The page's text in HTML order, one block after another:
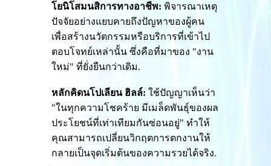
โยนิโสมนสิการทางอาชีพ: พิจารณาเหตุ
ปัจจัยอย่างแยบคายถึงปัญหาของผู้คน
เพื่อสร้างนวัตกรรมหรือบริการที่เข้าไป
ตอบโจทย์เหล่านั้น ซึ่งคือที่มาของ "งาน
ใหม่" ที่ยั่งยืนกว่าเดิม.
หลักคิดนโปเลียน ฮิลล์: ใช้ปัญญาเห็นว่า
"ในทุกความโชคร้าย มีเมล็ดพันธุ์ของผล
ประโยชน์ที่เท่าเทียมกันซ่อนอยู่" ทำให้
คุณสามารถเปลี่ยนวิกฤตการตกงานให้
กลายเป็นจุดเริ่มต้นของความรวยได้จริง.